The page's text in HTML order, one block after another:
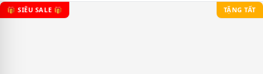
🎁 SIÊU SALE 🎁 TẶNG TẤT